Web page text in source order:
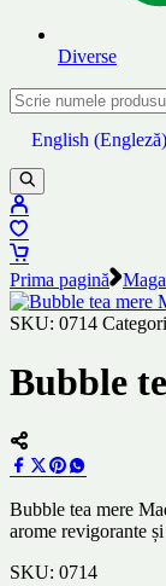
Diverse
English (Engleză)
Prima pagină
SKU: 0714
Bubble
Bubble tea mere
arome revigorante
SKU: 0714